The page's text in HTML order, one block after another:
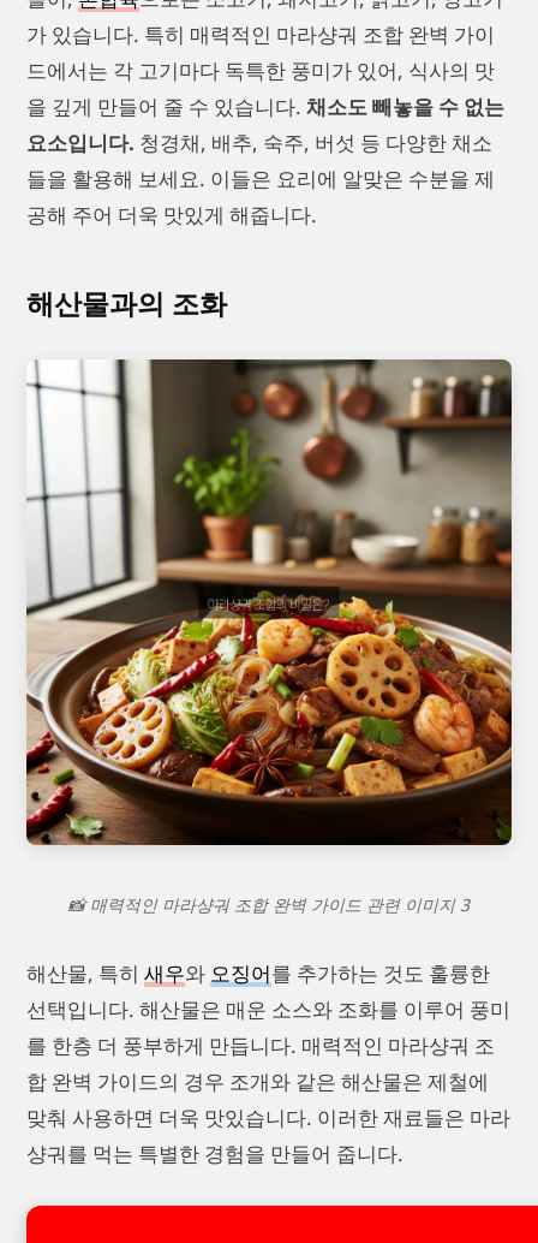
가 있습니다. 특히 매력적인 마라샹궈 조합 완벽 가이
드에서는 각 고기마다 독특한 풍미가 있어, 식사의 맛
을 깊게 만들어 줄 수 있습니다. 채소도 빼놓을 수 없는
요소입니다. 청경채, 배추, 숙주, 버섯 등 다양한 채소
들을 활용해 보세요. 이들은 요리에 알맞은 수분을 제
공해 주어 더욱 맛있게 해줍니다.
해산물과의 조화
📸 매력적인 마라샹궈 조합 완벽 가이드 관련 이미지 3
해산물, 특히 새우와 오징어를 추가하는 것도 훌륭한
선택입니다. 해산물은 매운 소스와 조화를 이루어 풍미
를 한층 더 풍부하게 만듭니다. 매력적인 마라샹궈 조
합 완벽 가이드의 경우 조개와 같은 해산물은 제철에
맞춰 사용하면 더욱 맛있습니다. 이러한 재료들은 마라
샹궈를 먹는 특별한 경험을 만들어 줍니다.